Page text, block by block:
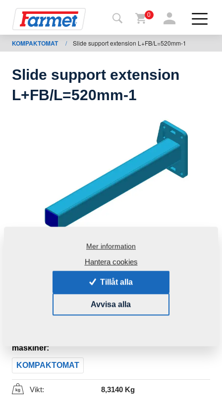
shop
0
KOMPAKTOMAT / Slide support extension L+FB/L=520mm-1
Slide support extension
L+FB/L=520mm-1
Produktkod: 4020304
maskiner:
KOMPAKTOMAT
Vikt: 8,3140 Kg
Mer information
Hantera cookies
Tillåt alla
Avvisa alla